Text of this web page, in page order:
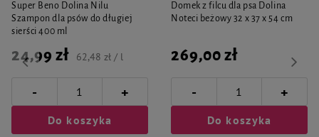
Super Beno Dolina Nilu
Szampon dla psów do długiej
sierści 400 ml
24,99 zł 62,48 zł / l
- +
Do koszyka
Domek z filcu dla psa Dolina
Noteci beżowy 32 x 37 x 54 cm
269,00 zł
- +
Do koszyka